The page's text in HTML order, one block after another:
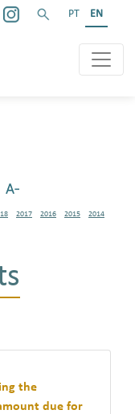
PT EN
2017 2016 2015
2014
the
due for